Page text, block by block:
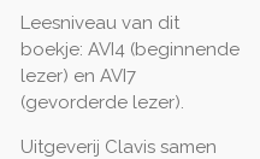
Leesniveau van dit
boekje: AVI4 (beginnende
lezer) en AVI7
(gevorderde lezer).
Uitgeverij Clavis samen